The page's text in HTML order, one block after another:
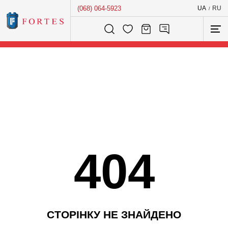
(068) 064-5923 UA / RU
Розумний пошук...
404
СТОРІНКУ НЕ ЗНАЙДЕНО